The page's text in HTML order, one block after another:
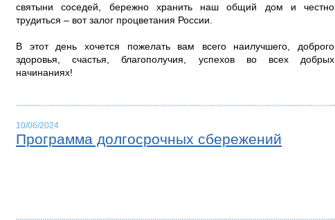
святыни соседей, бережно хранить наш общий дом и честно
трудиться – вот залог процветания России.
В этот день хочется пожелать вам всего наилучшего, доброго
здоровья, счастья, благополучия, успехов во всех добрых
начинаниях!
10/06/2024
Программа долгосрочных сбережений